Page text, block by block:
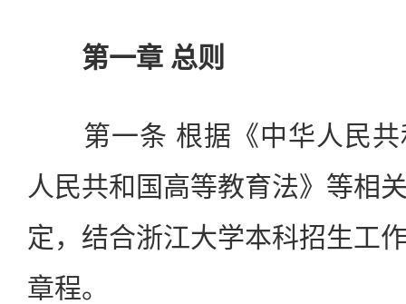
第一章 总则
第一条 根据《中华人民共
人民共和国高等教育法》等相
定，结合浙江大学本科招生工
章程。